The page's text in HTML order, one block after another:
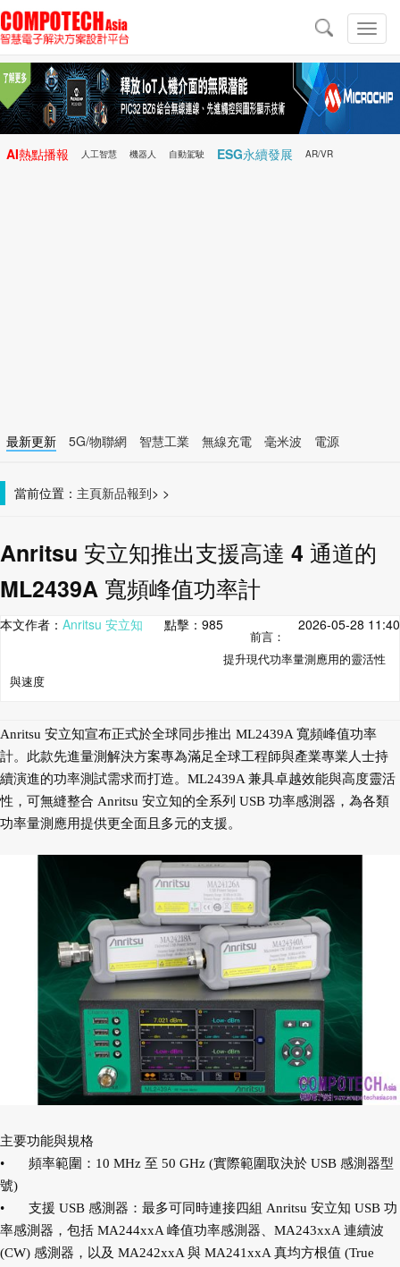
切
換
導
導
航
AI熱點播報 人工智慧 機器人 自動駕駛 ESG永續發展 AR/VR
最新更新 5G/物聯網 智慧工業 無線充電 毫米波
電源
當前位置： 主頁 >
新品報到 >
Anritsu 安立知推出支援高達 4 通道的
ML2439A 寬頻峰值功率計
本文作者： Anritsu 安立知 點擊： 985 2026-05-28 11:40
前言：
提升現代功率量測應用的靈活性
與速度
Anritsu 安立知宣布正式於全球同步推出 ML2439A 寬頻峰值功率
計。此款先進量測解決方案專為滿足全球工程師與產業專業人士持
續演進的功率測試需求而打造。ML2439A 兼具卓越效能與高度靈活
性，可無縫整合 Anritsu 安立知的全系列 USB 功率感測器，為各類
功率量測應用提供更全面且多元的支援。
主要功能與規格
•
頻率範圍：10 MHz 至 50 GHz (實際範圍取決於 USB 感測器型
號)
•
支援 USB 感測器：最多可同時連接四組 Anritsu 安立知 USB 功
率感測器，包括 MA244xxA 峰值功率感測器、MA243xxA 連續波
(CW) 感測器，以及 MA242xxA 與 MA241xxA 真均方根值 (True